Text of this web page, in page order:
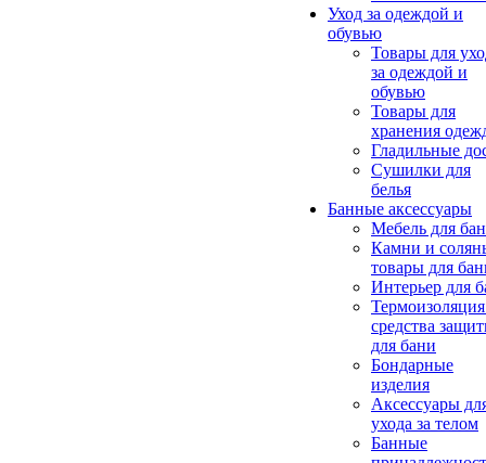
Уход за одеждой и
обувью
Товары для
за одеждой и
обувью
Товары для
хранения
Гладильные
Сушилки для
белья
Банные аксессуары
Мебель для
Камни и
товары для
Интерьер для
средства
для бани
Бондарные
изделия
Аксеcсуары
ухода за телом
Банные